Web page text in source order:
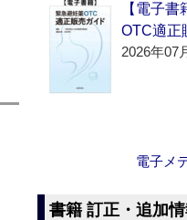
【電子
OTC適正
2026年07
電子メ
書籍 訂正・追加